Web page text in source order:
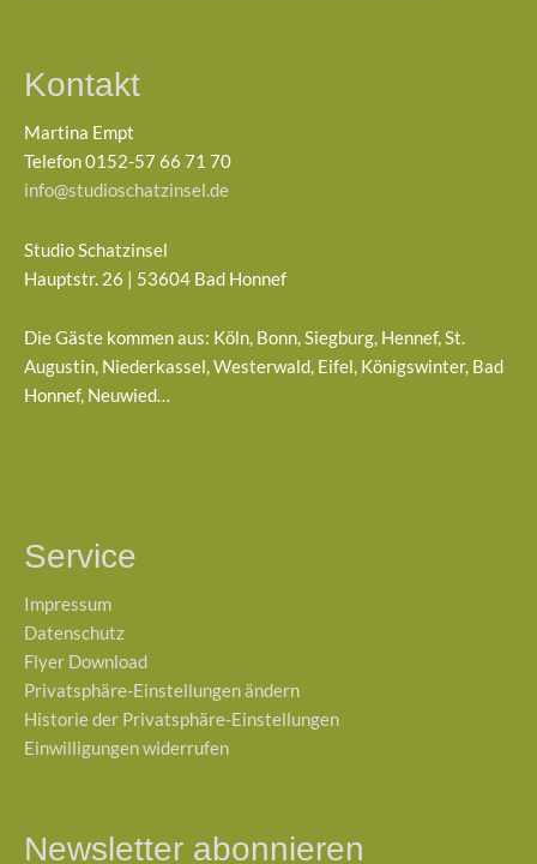
Kontakt
Martina Empt
Telefon 0152-57 66 71 70
info@studioschatzinsel.de
Studio Schatzinsel
Hauptstr. 26 | 53604 Bad Honnef
Die Gäste kommen aus: Köln, Bonn, Siegburg, Hennef, St.
Augustin, Niederkassel, Westerwald, Eifel, Königswinter, Bad
Honnef, Neuwied…
Service
Impressum
Datenschutz
Flyer Download
Privatsphäre-Einstellungen ändern
Historie der Privatsphäre-Einstellungen
Einwilligungen widerrufen
Newsletter abonnieren